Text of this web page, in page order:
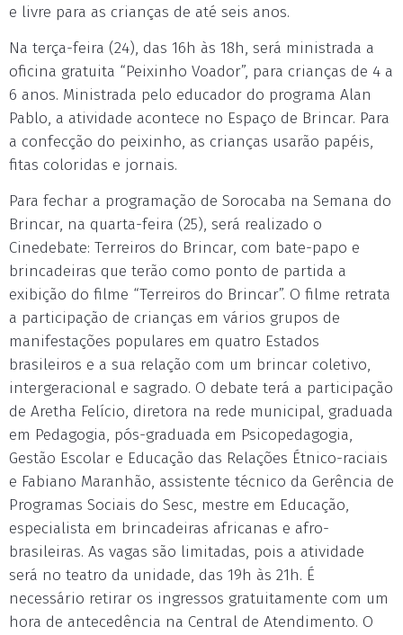
e livre para as crianças de até seis anos.
Na terça-feira (24), das 16h às 18h, será ministrada a
oficina gratuita “Peixinho Voador”, para crianças de 4 a
6 anos. Ministrada pelo educador do programa Alan
Pablo, a atividade acontece no Espaço de Brincar. Para
a confecção do peixinho, as crianças usarão papéis,
fitas coloridas e jornais.
Para fechar a programação de Sorocaba na Semana do
Brincar, na quarta-feira (25), será realizado o
Cinedebate: Terreiros do Brincar, com bate-papo e
brincadeiras que terão como ponto de partida a
exibição do filme “Terreiros do Brincar”. O filme retrata
a participação de crianças em vários grupos de
manifestações populares em quatro Estados
brasileiros e a sua relação com um brincar coletivo,
intergeracional e sagrado. O debate terá a participação
de Aretha Felício, diretora na rede municipal, graduada
em Pedagogia, pós-graduada em Psicopedagogia,
Gestão Escolar e Educação das Relações Étnico-raciais
e Fabiano Maranhão, assistente técnico da Gerência de
Programas Sociais do Sesc, mestre em Educação,
especialista em brincadeiras africanas e afro-
brasileiras. As vagas são limitadas, pois a atividade
será no teatro da unidade, das 19h às 21h. É
necessário retirar os ingressos gratuitamente com um
hora de antecedência na Central de Atendimento. O